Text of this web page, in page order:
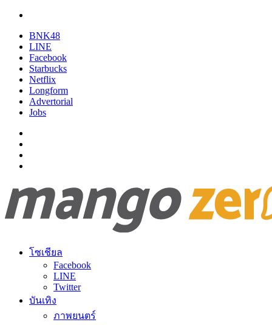
BNK48
LINE
Facebook
Starbucks
Netflix
Longform
Advertorial
Jobs
โซเชียล
Facebook
LINE
Twitter
บันเทิง
ภาพยนตร์